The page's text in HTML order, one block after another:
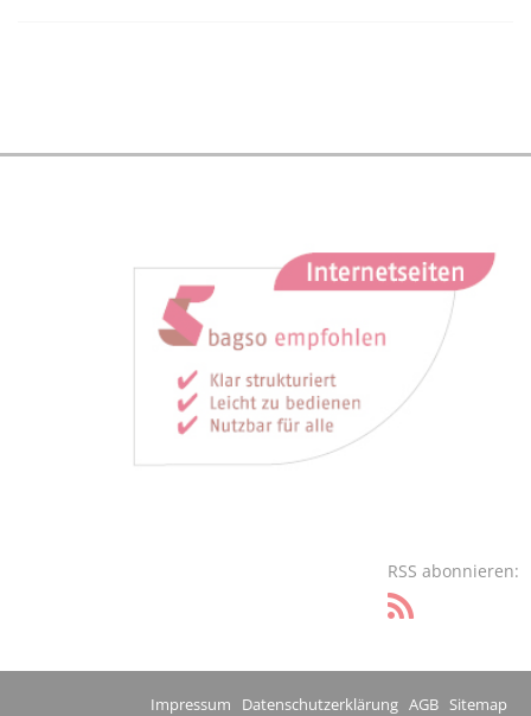
RSS abonnieren:
Impressum Datenschutzerklärung AGB Sitemap